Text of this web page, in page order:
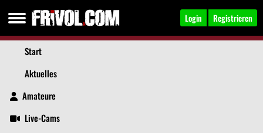
Login Registrieren
Start
Aktuelles
Amateure
Live-Cams